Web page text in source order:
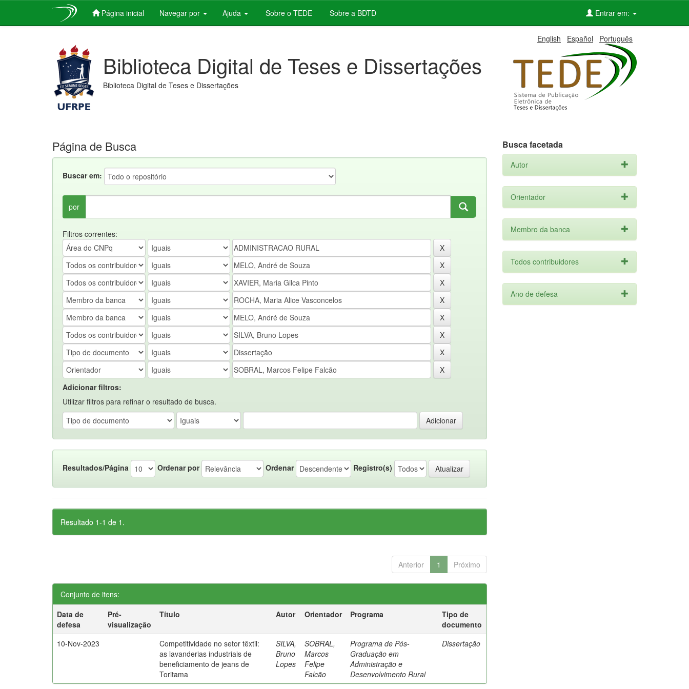
Página inicial Navegar por Ajuda Sobre o TEDE Sobre a BDTD Entrar em:
English Español Português
Biblioteca Digital de Teses e Dissertações
Biblioteca Digital de Teses e Dissertações
Página de Busca
Buscar em:
por
Filtros correntes:
Adicionar filtros:
Utilizar filtros para refinar o resultado de busca.
Resultados/Página Ordenar por Ordenar Registro(s)
Resultado 1-1 de 1.
Anterior 1 Próximo
Conjunto de itens:
Data de
defesa
Pré-
visualização
Título Autor Orientador Programa
Tipo de
documento
10-Nov-2023
Competitividade no setor têxtil:
as lavanderias industriais de
beneficiamento de jeans de
Toritama
SILVA,
Bruno
Lopes
SOBRAL,
Marcos
Felipe
Falcão
Programa de Pós-
Graduação em
Administração e
Desenvolvimento Rural
Dissertação
Busca facetada
Autor
Orientador
Membro da banca
Todos contribuidores
Ano de defesa